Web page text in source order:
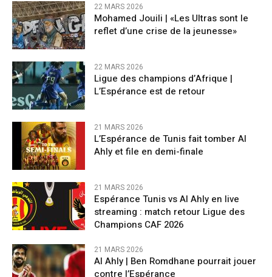
22 MARS 2026
Mohamed Jouili |​ «Les Ultras sont le
reflet d’une crise de la jeunesse»
22 MARS 2026
Ligue des champions d’Afrique |
L’Espérance est de retour
21 MARS 2026
L’Espérance de Tunis fait tomber Al
Ahly et file en demi-finale
21 MARS 2026
Espérance Tunis vs Al Ahly en live
streaming : match retour Ligue des
Champions CAF 2026
21 MARS 2026
Al Ahly | Ben Romdhane pourrait jouer
contre l’Espérance